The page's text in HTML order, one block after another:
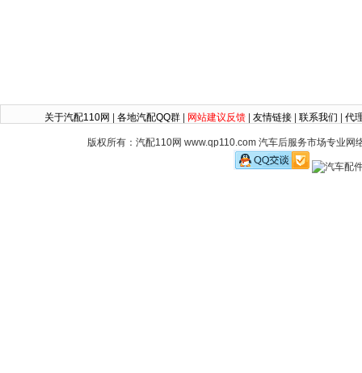
关于汽配110网 各地汽配QQ群 网站建议反馈 友情链接 联系我们 代
版权所有：汽配110网 www.qp110.com 汽车后服务市场专业网